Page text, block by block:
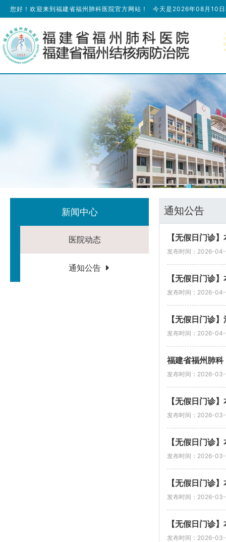
您好！欢迎来到福建省福州肺科医院官方网站！ 今天是 2026年08月10日
新闻中心
医院动态
通知公告
通知公告
【无假日门诊
发布时间：2026-
【无假日门诊
发布时间：2026-
【无假日门诊
发布时间：2026-
福建省福州肺
发布时间：2026-
【无假日门诊
发布时间：2026-
【无假日门诊
发布时间：2026-
【无假日门诊
发布时间：2026-
【无假日门诊
发布时间：2026-